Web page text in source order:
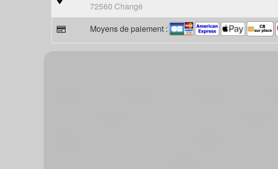
72560 Changé
Moyens de paiement :